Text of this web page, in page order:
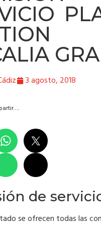
3 agosto, 2018
de
se ofrecen todas las